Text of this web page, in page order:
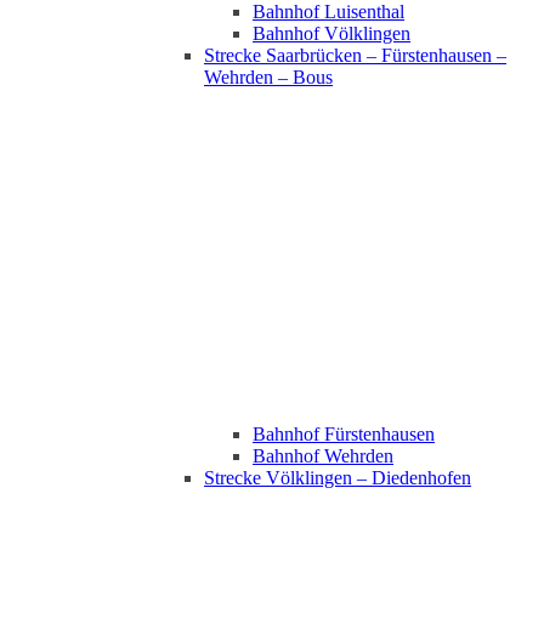
Bahnhof Luisenthal
Bahnhof Völklingen
Strecke Saarbrücken – Fürstenhausen –
Wehrden – Bous
Bahnhof Fürstenhausen
Bahnhof Wehrden
Strecke Völklingen – Diedenhofen